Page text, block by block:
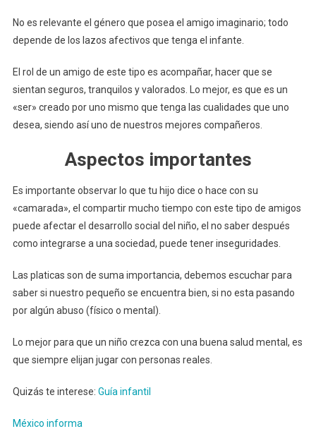
No es relevante el género que posea el amigo imaginario; todo
depende de los lazos afectivos que tenga el infante.
El rol de un amigo de este tipo es acompañar, hacer que se
sientan seguros, tranquilos y valorados. Lo mejor, es que es un
«ser» creado por uno mismo que tenga las cualidades que uno
desea, siendo así uno de nuestros mejores compañeros.
Aspectos importantes
Es importante observar lo que tu hijo dice o hace con su
«camarada», el compartir mucho tiempo con este tipo de amigos
puede afectar el desarrollo social del niño, el no saber después
como integrarse a una sociedad, puede tener inseguridades.
Las platicas son de suma importancia, debemos escuchar para
saber si nuestro pequeño se encuentra bien, si no esta pasando
por algún abuso (físico o mental).
Lo mejor para que un niño crezca con una buena salud mental, es
que siempre elijan jugar con personas reales.
Quizás te interese: Guía infantil
México informa